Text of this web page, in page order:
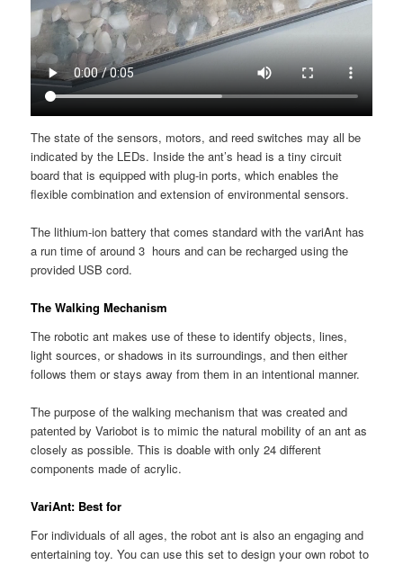
The state of the sensors, motors, and reed switches may all be
indicated by the LEDs. Inside the ant’s head is a tiny circuit
board that is equipped with plug-in ports, which enables the
flexible combination and extension of environmental sensors.
The lithium-ion battery that comes standard with the variAnt has
a run time of around 3 hours and can be recharged using the
provided USB cord.
The Walking Mechanism
The robotic ant makes use of these to identify objects, lines,
light sources, or shadows in its surroundings, and then either
follows them or stays away from them in an intentional manner.
The purpose of the walking mechanism that was created and
patented by Variobot is to mimic the natural mobility of an ant as
closely as possible. This is doable with only 24 different
components made of acrylic.
VariAnt: Best for
For individuals of all ages, the robot ant is also an engaging and
entertaining toy. You can use this set to design your own robot to